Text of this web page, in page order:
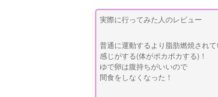
実際に行ってみた人のレビュー
普通に運動するより脂肪燃焼され
感じがする(体がポカポカする)！
ゆで卵は腹持ちがいいので
間食をしなくなった！